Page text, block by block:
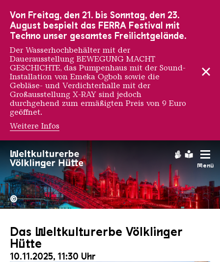
Menü
Hochofengruppe in Rot
Copyright:
©
Das Weltkulturerbe Völklinger
Hütte
10.11.2025, 11:30 Uhr
Von Freitag, den 21. bis Sonntag, den 23.
August bespielt das FERRA Festival mit
Techno unser gesamtes Freilichtgelände.
Der Wasserhochbehälter mit der
Dauerausstellung BEWEGUNG MACHT
GESCHICHTE, das Pumpenhaus mit der Sound-
Installation von Emeka Ogboh sowie die
Gebläse- und Verdichterhalle mit der
Großausstellung X-RAY sind jedoch
durchgehend zum ermäßigten Preis von 9 Euro
geöffnet.
Weitere Infos